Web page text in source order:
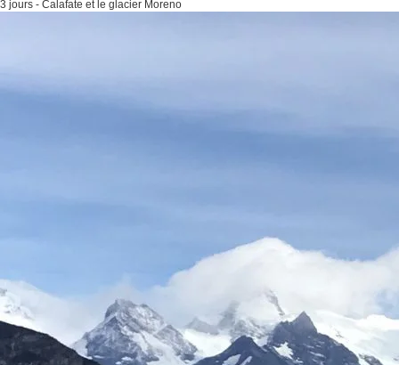
3 jours - Calafate et le glacier Moreno